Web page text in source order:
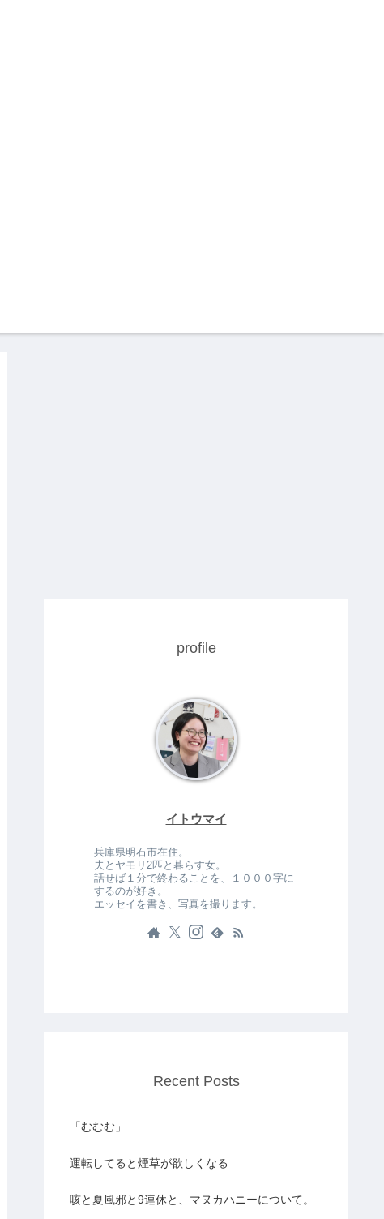
profile
イトウマイ
兵庫県明石市在住。
夫とヤモリ2匹と暮らす女。
話せば１分で終わることを、１０００字に
するのが好き。
エッセイを書き、写真を撮ります。
Recent Posts
「むむむ」
運転してると煙草が欲しくなる
咳と夏風邪と9連休と、マヌカハニーについて。